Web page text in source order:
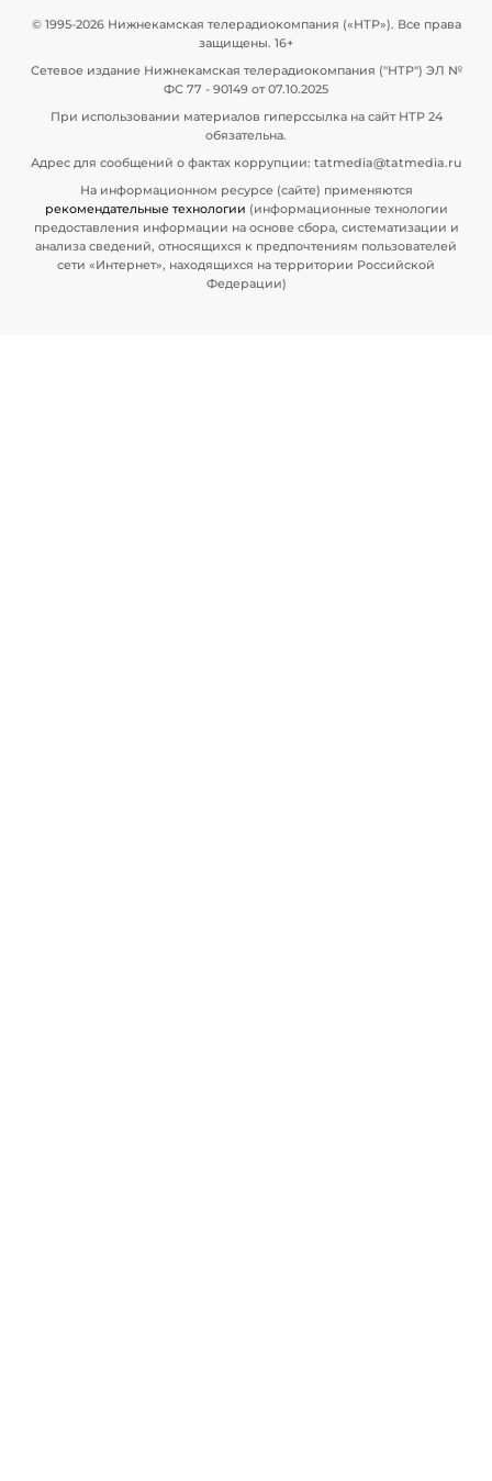
© 1995-2026 Нижнекамская телерадиокомпания («НТР»). Все права
защищены. 16+
Сетевое издание Нижнекамская телерадиокомпания ("НТР") ЭЛ №
ФС 77 - 90149 от 07.10.2025
При использовании материалов гиперссылка на сайт НТР 24
обязательна.
Адрес для сообщений о фактах коррупции: tatmedia@tatmedia.ru
На информационном ресурсе (сайте) применяются
рекомендательные технологии (информационные технологии
предоставления информации на основе сбора, систематизации и
анализа сведений, относящихся к предпочтениям пользователей
сети «Интернет», находящихся на территории Российской
Федерации)